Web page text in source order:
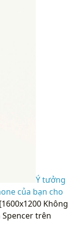
Ý tưởng
của bạn cho
Không
Spencer trên